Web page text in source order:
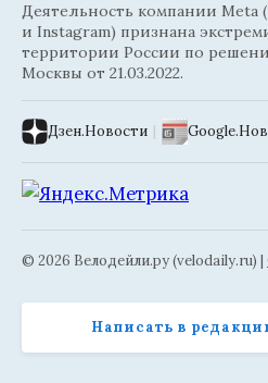
Деятельность компании Meta
и Instagram) признана
территории России по
Москвы от 21.03.2022.
Дзен.Новости |
© 2026 Велодейли.ру (velodaily.ru) |
Написать в